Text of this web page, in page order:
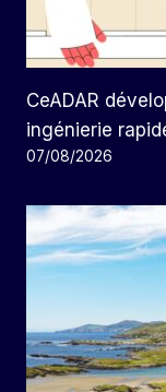
CeADAR
ingénierie
07/08/2026